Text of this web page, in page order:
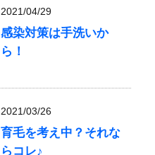
2021/04/29
感染対策は手洗いか
ら！
2021/03/26
育毛を考え中？それな
らコレ♪